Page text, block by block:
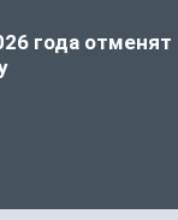
года отменят